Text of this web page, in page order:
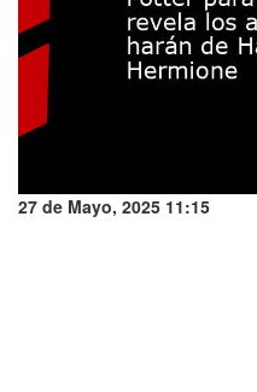
27 de Mayo, 2025 11:15